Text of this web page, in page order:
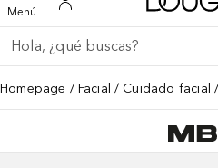
MenúAbrir menúMi cuenta
Regresar
Ejecutar búsqueda
Homepage Facial Cuidado facial